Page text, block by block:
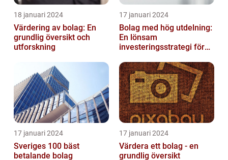
18 januari 2024
Värdering av bolag: En
grundlig översikt och
utforskning
17 januari 2024
Bolag med hög utdelning:
En lönsam
investeringsstrategi för
17 januari 2024
Sveriges 100 bäst
betalande bolag
17 januari 2024
Värdera ett bolag - en
grundlig översikt